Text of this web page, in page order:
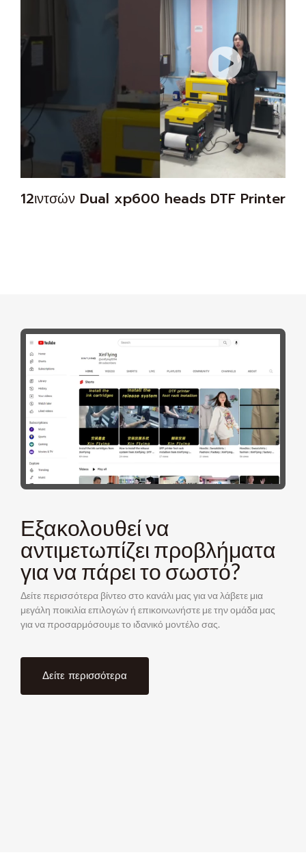
12ιντσών Dual xp600 heads DTF Printer
Εξακολουθεί να
αντιμετωπίζει προβλήματα
για να πάρει το σωστό?
Δείτε περισσότερα βίντεο στο κανάλι μας για να λάβετε μια
μεγάλη ποικιλία επιλογών ή επικοινωνήστε με την ομάδα μας
για να προσαρμόσουμε το ιδανικό μοντέλο σας.
Δείτε περισσότερα